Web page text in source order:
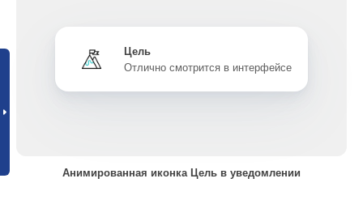
Цель
Отлично смотрится в интерфейсе
Анимированная иконка Цель в уведомлении